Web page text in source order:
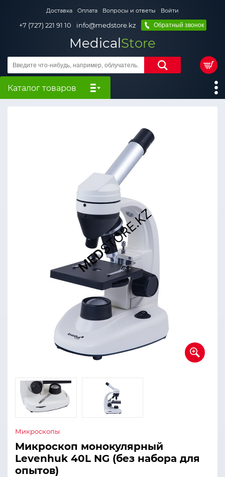
Доставка Оплата Вопросы и ответы Войти
+7 (727) 221 91 10 info@medstore.kz Обратный звонок
MedicalStore
Каталог товаров
Микроскопы
Микроскоп монокулярный
Levenhuk 40L NG (без набора для
опытов)